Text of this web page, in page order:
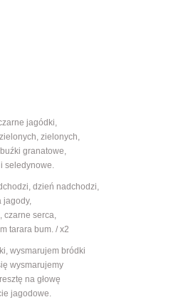
jagódki,
zielonych,
granatowe,
seledynowe.
dzień nadchodzi,
jagody,
czarne serca,
tarara bum. / x2
wysmarujem bródki
wysmarujemy
na głowę
jagodowe.